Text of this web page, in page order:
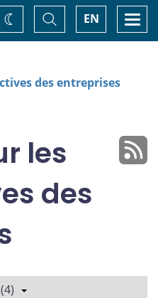
EN
Basculer
la
recherche
Changez
de
des entreprises
les
des